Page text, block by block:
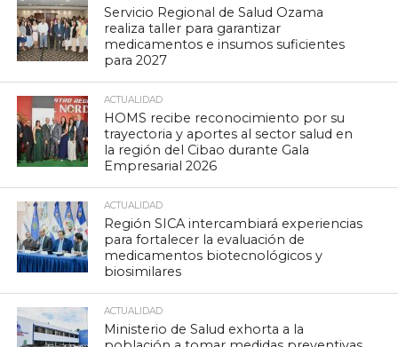
Servicio Regional de Salud Ozama
realiza taller para garantizar
medicamentos e insumos suficientes
para 2027
ACTUALIDAD
HOMS recibe reconocimiento por su
trayectoria y aportes al sector salud en
la región del Cibao durante Gala
Empresarial 2026
ACTUALIDAD
Región SICA intercambiará experiencias
para fortalecer la evaluación de
medicamentos biotecnológicos y
biosimilares
ACTUALIDAD
Ministerio de Salud exhorta a la